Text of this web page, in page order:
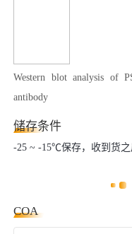
Western blot analysis of
antibody
储存条件
-25 ~ -15℃保存，收到货之
COA